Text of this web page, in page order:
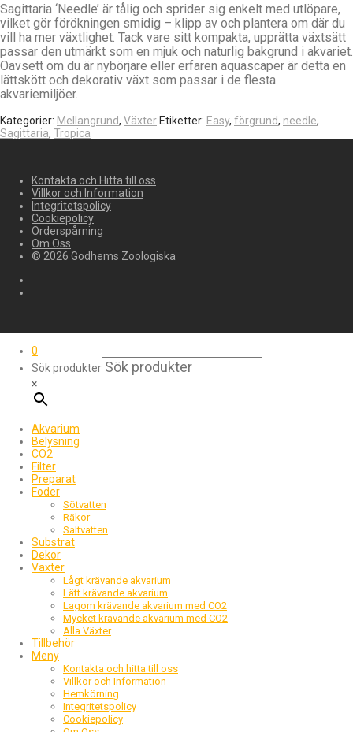
Sagittaria ‘Needle’ är tålig och sprider sig enkelt med utlöpare,
vilket gör förökningen smidig – klipp av och plantera om där du
vill ha mer växtlighet. Tack vare sitt kompakta, upprätta växtsätt
passar den utmärkt som en mjuk och naturlig bakgrund i akvariet.
Oavsett om du är nybörjare eller erfaren aquascaper är detta en
lättskött och dekorativ växt som passar i de flesta
akvariemiljöer.
Kategorier: Mellangrund, VäxterEtiketter: Easy, förgrund, needle,
Sagittaria, Tropica
Kontakta och Hitta till oss
Villkor och Information
Integritetspolicy
Cookiepolicy
Orderspårning
Om Oss
© 2026 Godhems Zoologiska
0
Sök produkter
×
Akvarium
Belysning
CO2
Filter
Preparat
Foder
Sötvatten
Räkor
Saltvatten
Substrat
Dekor
Växter
Lågt krävande akvarium
Lätt krävande akvarium
Lagom krävande akvarium med CO2
Mycket krävande akvarium med CO2
Alla Växter
Tillbehör
Meny
Kontakta och hitta till oss
Villkor och Information
Hemkörning
Integritetspolicy
Cookiepolicy